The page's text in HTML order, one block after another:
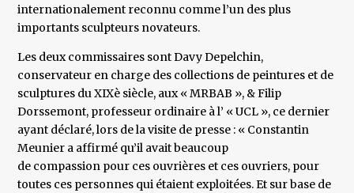
internationalement reconnu comme l’un des plus
importants sculpteurs novateurs.
Les deux commissaires sont Davy Depelchin,
conservateur en charge des collections de peintures et de
sculptures du XIXè siècle, aux « MRBAB », & Filip
Dorssemont, professeur ordinaire à l’ « UCL », ce dernier
ayant déclaré, lors de la visite de presse : « Constantin
Meunier a affirmé qu’il avait beaucoup
de compassion pour ces ouvrières et ces ouvriers, pour
toutes ces personnes qui étaient exploitées. Et sur base de